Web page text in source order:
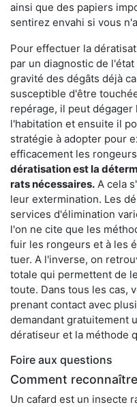
ainsi que des papiers
sentirez envahi si vous
Pour effectuer la
par un diagnostic de
gravité des dégâts déjà
susceptible d'être
repérage, il peut
l'habitation et ensuite il
stratégie à adopter pour
efficacement les
dératisation est la
rats nécessaires. A cela
leur extermination. Les
services d'élimination
l'on ne cite que les
fuir les rongeurs et à les
tuer. A l'inverse, on
totale qui permettent de
toute. Dans tous les cas,
prenant contact avec
demandant gratuitement
dératiseur et la méthode
Foire aux questions
Comment
Un cafard est un insecte